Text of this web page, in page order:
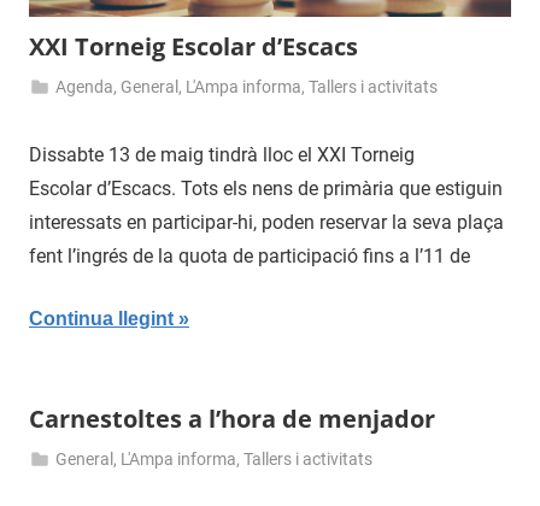
XXI Torneig Escolar d’Escacs
de
2017
Agenda, General , L'Ampa informa,Tallers i activitats
Dissabte 13 de maig tindrà lloc el XXI Torneig
Escolar d’Escacs. Tots els nens de primària que estiguin
interessats en participar-hi, poden reservar la seva plaça
fent l’ingrés de la quota de participació fins a l’11 de
Continua llegint
Carnestoltes a l’hora de menjador
General , L'Ampa informa,Tallers i activitats